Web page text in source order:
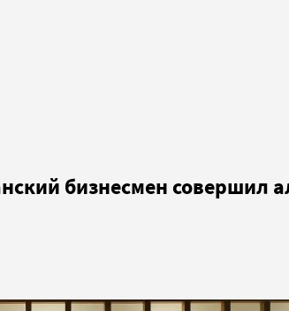
бизнесмен совершил